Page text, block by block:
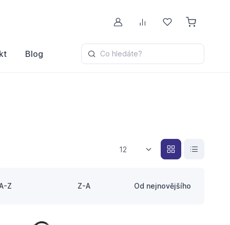
Můj účetPorovnávání
Oblíbené
Blog Co hledáte?
12
Z Z-A Od nejnovějšího